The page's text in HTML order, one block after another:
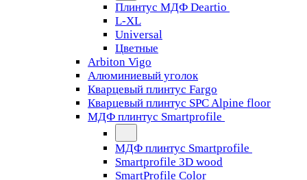
Плинтус МДФ Deartio
L-XL
Universal
Цветные
Arbiton Vigo
Алюминиевый уголок
Кварцевый плинтус Fargo
Кварцевый плинтус SPC Alpine floor
МДФ плинтус Smartprofile
МДФ плинтус Smartprofile
Smartprofile 3D wood
SmartProfile Color